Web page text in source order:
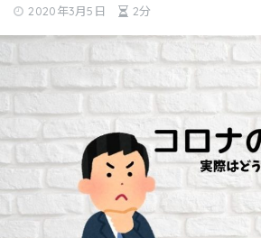
2020年3月5日 2分